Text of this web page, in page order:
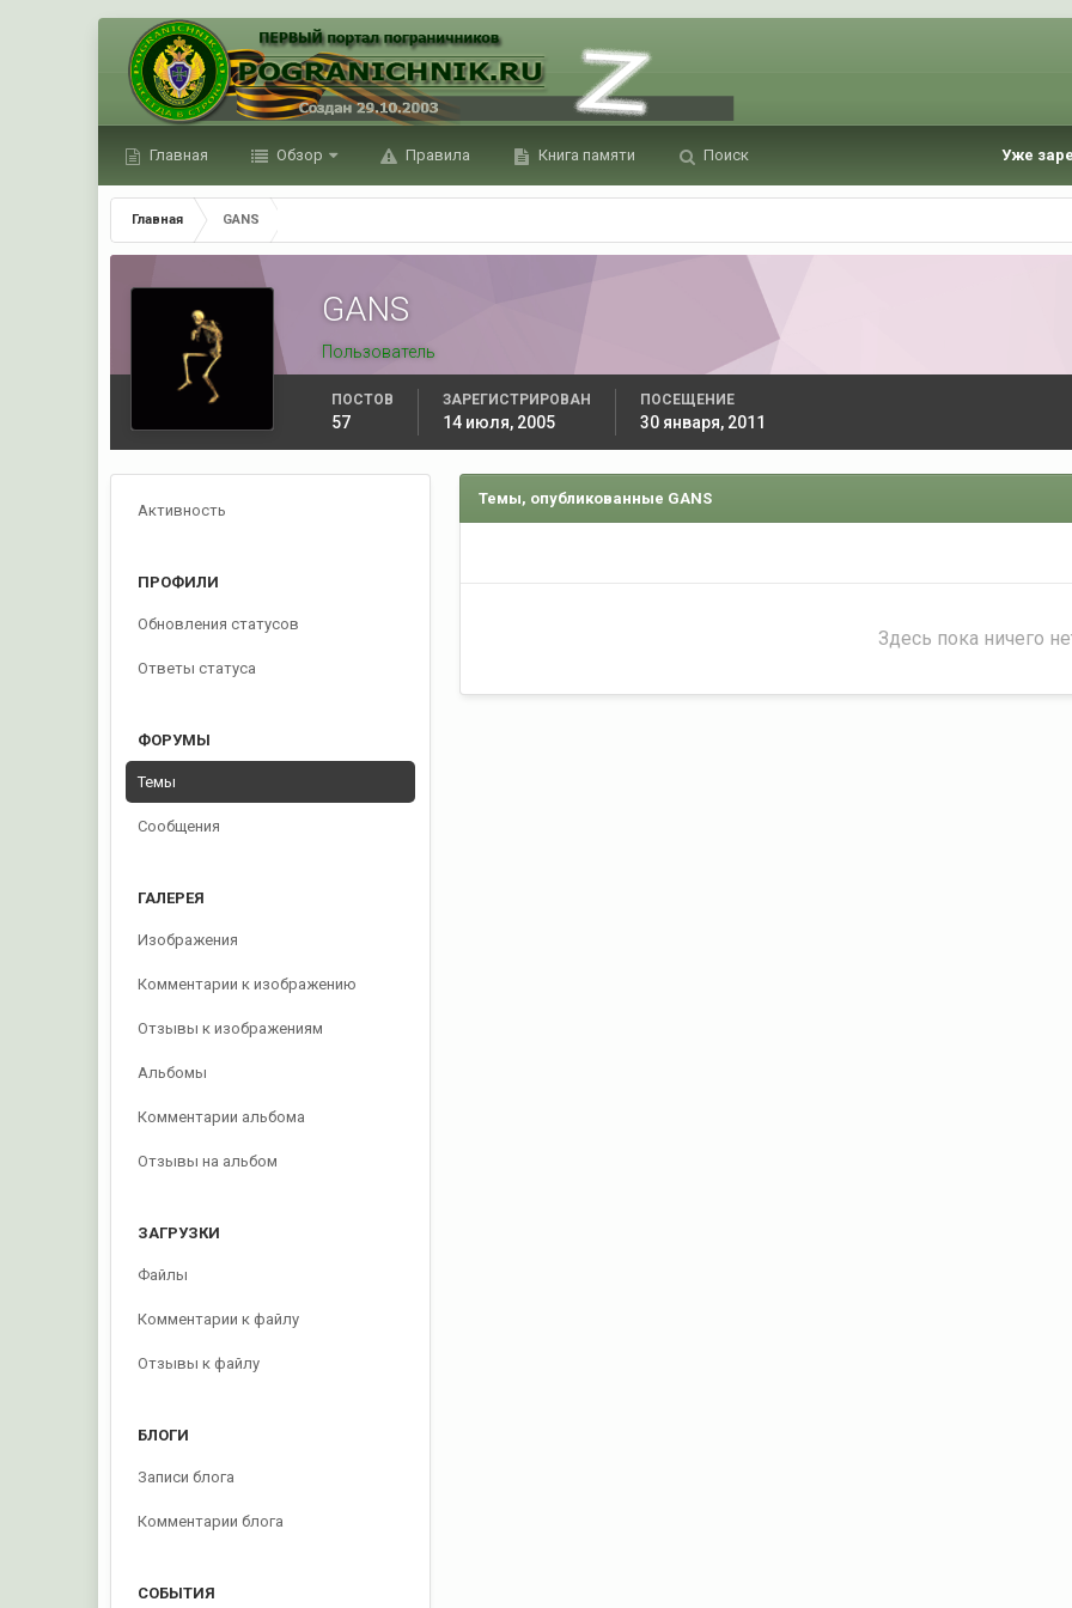
Главная Обзор Правила Книга памяти Поиск Уже
Главная GANS
GANS
Пользователь
ПОСТОВ
57
ЗАРЕГИСТРИРОВАН
14 июля, 2005
ПОСЕЩЕНИЕ
30 января, 2011
Активность
ПРОФИЛИ
Обновления статусов
Ответы статуса
ФОРУМЫ
Темы
Сообщения
ГАЛЕРЕЯ
Изображения
Комментарии к изображению
Отзывы к изображениям
Альбомы
Комментарии альбома
Отзывы на альбом
ЗАГРУЗКИ
Файлы
Комментарии к файлу
Отзывы к файлу
БЛОГИ
Записи блога
Комментарии блога
СОБЫТИЯ
Темы, опубликованные GANS
Здесь пока ничего